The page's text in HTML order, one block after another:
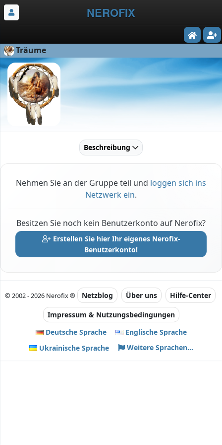
NEROFIX
Träume
Beschreibung
Nehmen Sie an der Gruppe teil und loggen sich ins
Netzwerk ein.
Besitzen Sie noch kein Benutzerkonto auf Nerofix?
Erstellen Sie hier Ihr eigenes Nerofix-
Benutzerkonto!
© 2002 - 2026 Nerofix ® Netzblog Über uns Hilfe-Center
Impressum & Nutzungsbedingungen
Deutsche Sprache
Englische Sprache
Ukrainische Sprache
Weitere Sprachen...